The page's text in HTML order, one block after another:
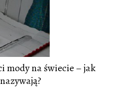
mody na świecie – jak